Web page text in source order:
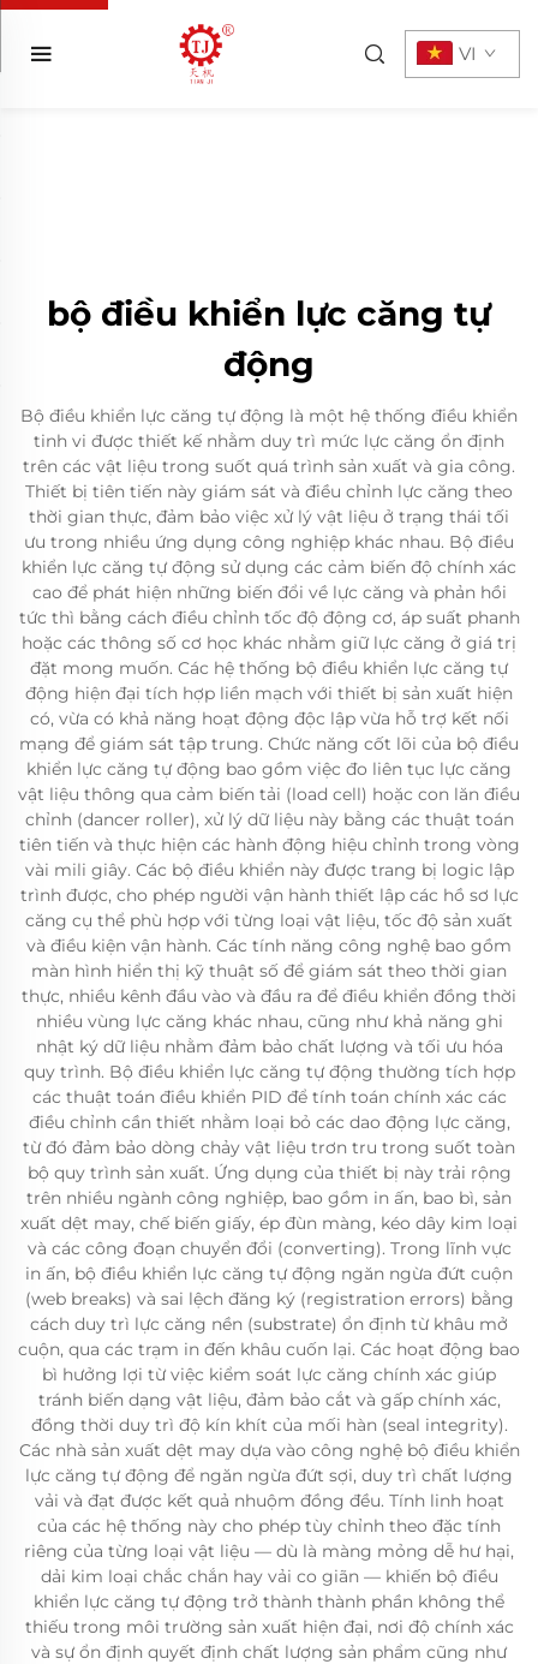
VI
bộ điều khiển lực căng tự
động
Bộ điều khiển lực căng tự động là một hệ thống điều khiển
tinh vi được thiết kế nhằm duy trì mức lực căng ổn định
trên các vật liệu trong suốt quá trình sản xuất và gia công.
Thiết bị tiên tiến này giám sát và điều chỉnh lực căng theo
thời gian thực, đảm bảo việc xử lý vật liệu ở trạng thái tối
ưu trong nhiều ứng dụng công nghiệp khác nhau. Bộ điều
khiển lực căng tự động sử dụng các cảm biến độ chính xác
cao để phát hiện những biến đổi về lực căng và phản hồi
tức thì bằng cách điều chỉnh tốc độ động cơ, áp suất phanh
hoặc các thông số cơ học khác nhằm giữ lực căng ở giá trị
đặt mong muốn. Các hệ thống bộ điều khiển lực căng tự
động hiện đại tích hợp liền mạch với thiết bị sản xuất hiện
có, vừa có khả năng hoạt động độc lập vừa hỗ trợ kết nối
mạng để giám sát tập trung. Chức năng cốt lõi của bộ điều
khiển lực căng tự động bao gồm việc đo liên tục lực căng
vật liệu thông qua cảm biến tải (load cell) hoặc con lăn điều
chỉnh (dancer roller), xử lý dữ liệu này bằng các thuật toán
tiên tiến và thực hiện các hành động hiệu chỉnh trong vòng
vài mili giây. Các bộ điều khiển này được trang bị logic lập
trình được, cho phép người vận hành thiết lập các hồ sơ lực
căng cụ thể phù hợp với từng loại vật liệu, tốc độ sản xuất
và điều kiện vận hành. Các tính năng công nghệ bao gồm
màn hình hiển thị kỹ thuật số để giám sát theo thời gian
thực, nhiều kênh đầu vào và đầu ra để điều khiển đồng thời
nhiều vùng lực căng khác nhau, cũng như khả năng ghi
nhật ký dữ liệu nhằm đảm bảo chất lượng và tối ưu hóa
quy trình. Bộ điều khiển lực căng tự động thường tích hợp
các thuật toán điều khiển PID để tính toán chính xác các
điều chỉnh cần thiết nhằm loại bỏ các dao động lực căng,
từ đó đảm bảo dòng chảy vật liệu trơn tru trong suốt toàn
bộ quy trình sản xuất. Ứng dụng của thiết bị này trải rộng
trên nhiều ngành công nghiệp, bao gồm in ấn, bao bì, sản
xuất dệt may, chế biến giấy, ép đùn màng, kéo dây kim loại
và các công đoạn chuyển đổi (converting). Trong lĩnh vực
in ấn, bộ điều khiển lực căng tự động ngăn ngừa đứt cuộn
(web breaks) và sai lệch đăng ký (registration errors) bằng
cách duy trì lực căng nền (substrate) ổn định từ khâu mở
cuộn, qua các trạm in đến khâu cuốn lại. Các hoạt động bao
bì hưởng lợi từ việc kiểm soát lực căng chính xác giúp
tránh biến dạng vật liệu, đảm bảo cắt và gấp chính xác,
đồng thời duy trì độ kín khít của mối hàn (seal integrity).
Các nhà sản xuất dệt may dựa vào công nghệ bộ điều khiển
lực căng tự động để ngăn ngừa đứt sợi, duy trì chất lượng
vải và đạt được kết quả nhuộm đồng đều. Tính linh hoạt
của các hệ thống này cho phép tùy chỉnh theo đặc tính
riêng của từng loại vật liệu — dù là màng mỏng dễ hư hại,
dải kim loại chắc chắn hay vải co giãn — khiến bộ điều
khiển lực căng tự động trở thành thành phần không thể
thiếu trong môi trường sản xuất hiện đại, nơi độ chính xác
và sự ổn định quyết định chất lượng sản phẩm cũng như